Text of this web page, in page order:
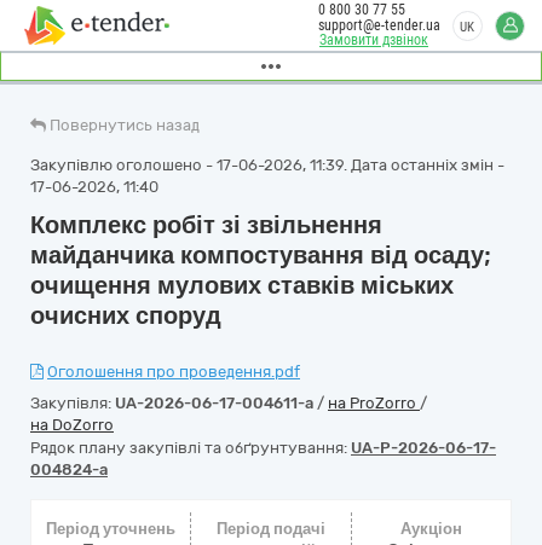
Замовити дзвінок
0 800 30 77 55
support@e-tender.ua
UK
Повернутись назад
Закупівлю оголошено - 17-06-2026, 11:39. Дата останніх змін -
17-06-2026, 11:40
Комплекс робіт зі звільнення
майданчика компостування від осаду;
очищення мулових ставків міських
очисних споруд
Оголошення про проведення.pdf
Закупівля: UA-2026-06-17-004611-a / на ProZorro /
на DoZorro
Рядок плану закупівлі та обґрунтування: UA-P-2026-06-17-
004824-a
Період уточнень
Період подачі
Аукціон